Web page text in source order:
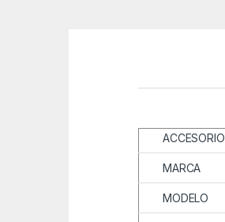
ACCESORIO
MARCA
MODELO